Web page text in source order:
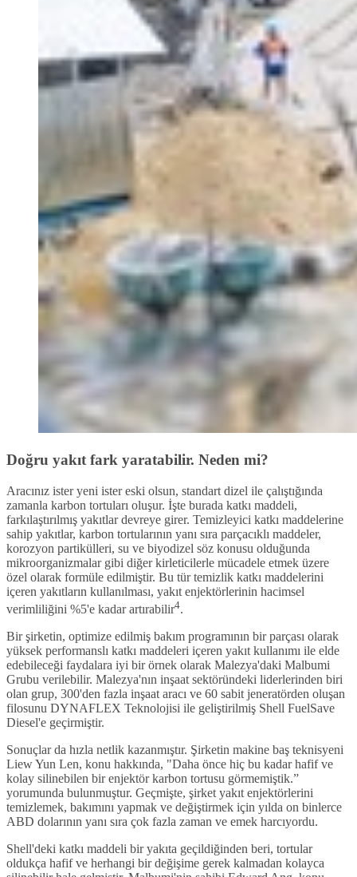
Doğru yakıt fark yaratabilir. Neden mi?
Aracınız ister yeni ister eski olsun, standart dizel ile çalıştığında
zamanla karbon tortuları oluşur. İşte burada katkı maddeli,
farkılaştırılmış yakıtlar devreye girer. Temizleyici katkı maddelerine
sahip yakıtlar, karbon tortularının yanı sıra parçacıklı maddeler,
korozyon partikülleri, su ve biyodizel söz konusu olduğunda
mikroorganizmalar gibi diğer kirleticilerle mücadele etmek üzere
özel olarak formüle edilmiştir. Bu tür temizlik katkı maddelerini
içeren yakıtların kullanılması, yakıt enjektörlerinin hacimsel
verimliliğini %5'e kadar artırabilir4.
Bir şirketin, optimize edilmiş bakım programının bir parçası olarak
yüksek performanslı katkı maddeleri içeren yakıt kullanımı ile elde
edebileceği faydalara iyi bir örnek olarak Malezya'daki Malbumi
Grubu verilebilir. Malezya'nın inşaat sektöründeki liderlerinden biri
olan grup, 300'den fazla inşaat aracı ve 60 sabit jeneratörden oluşan
filosunu DYNAFLEX Teknolojisi ile geliştirilmiş Shell FuelSave
Diesel'e geçirmiştir.
Sonuçlar da hızla netlik kazanmıştır. Şirketin makine baş teknisyeni
Liew Yun Len, konu hakkında, "Daha önce hiç bu kadar hafif ve
kolay silinebilen bir enjektör karbon tortusu görmemiştik.”
yorumunda bulunmuştur. Geçmişte, şirket yakıt enjektörlerini
temizlemek, bakımını yapmak ve değiştirmek için yılda on binlerce
ABD dolarının yanı sıra çok fazla zaman ve emek harcıyordu.
Shell'deki katkı maddeli bir yakıta geçildiğinden beri, tortular
oldukça hafif ve herhangi bir değişime gerek kalmadan kolayca